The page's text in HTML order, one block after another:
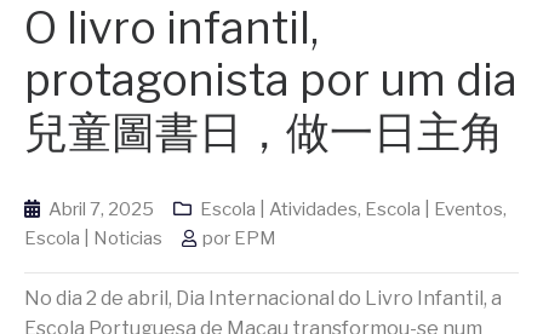
O livro infantil,
protagonista por um dia
兒童圖書日，做一日主角
Abril 7, 2025 Escola | Atividades, Escola | Eventos,
Escola | Noticias
por EPM
No dia 2 de abril, Dia Internacional do Livro Infantil, a
Escola Portuguesa de Macau transformou-se num